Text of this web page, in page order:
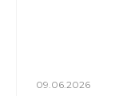
09.06.2026